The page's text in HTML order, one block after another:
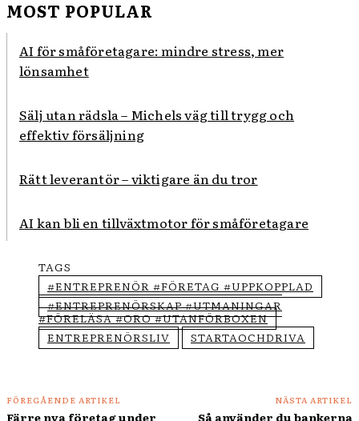
MOST POPULAR
AI för småföretagare: mindre stress, mer
lönsamhet
Sälj utan rädsla – Michels väg till trygg och
effektiv försäljning
Rätt leverantör – viktigare än du tror
AI kan bli en tillväxtmotor för småföretagare
TAGS
#ENTREPRENÖR #FÖRETAG #UPPKOPPLAD
#ENTREPRENÖRSKAP #UTMANINGAR
#FÖRELÄSA #ORO #UTANFÖRBOXEN
ENTREPRENÖRSLIV
STARTAOCHDRIVA
FÖREGÅENDE ARTIKEL
Färre nya företag under
NÄSTA ARTIKEL
Så använder du bankerna